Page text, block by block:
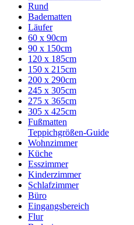
Rund
Badematten
Läufer
60 x 90cm
90 x 150cm
120 x 185cm
150 x 215cm
200 x 290cm
245 x 305cm
275 x 365cm
305 x 425cm
Fußmatten
Teppichgrößen-Guide
Wohnzimmer
Küche
Esszimmer
Kinderzimmer
Schlafzimmer
Büro
Eingangsbereich
Flur